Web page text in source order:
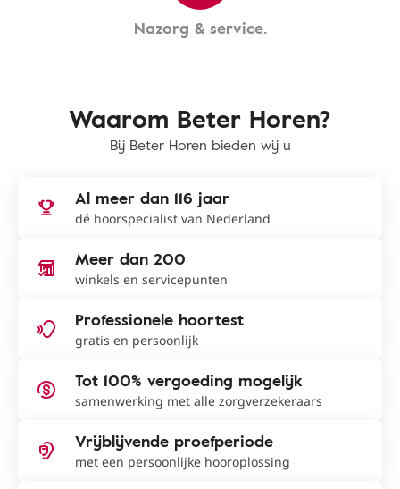
Nazorg & service.
Waarom Beter Horen?
Bij Beter Horen bieden wij u
Al meer dan 116 jaar
dé hoorspecialist van Nederland
Meer dan 200
winkels en servicepunten
Professionele hoortest
gratis en persoonlijk
Tot 100% vergoeding mogelijk
samenwerking met alle zorgverzekeraars
Vrijblijvende proefperiode
met een persoonlijke hooroplossing